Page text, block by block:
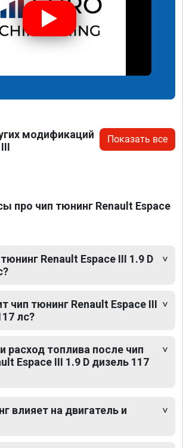
модификаций
Показать все
про чип тюнинг Renault Espace
Renault Espace III 1.9 D
чип тюнинг Renault Espace III
лс?
расход топлива после чип
Espace III 1.9 D дизель 117
влияет на двигатель и